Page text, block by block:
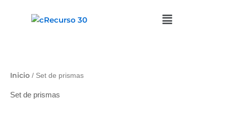
Inicio / Set de prismas
Set de prismas